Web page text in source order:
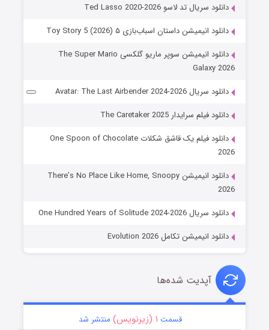
دانلود سریال تد لاسو Ted Lasso 2020-2026
دانلود انیمیشن داستان اسباب‌بازی ۵ Toy Story 5 (2026)
دانلود انیمیشن سوپر ماریو گلکسی The Super Mario
Galaxy 2026
دانلود سریال Avatar: The Last Airbender 2024-2026
دانلود فیلم سرایدار The Caretaker 2025
دانلود فیلم یک قاشق شکلات One Spoon of Chocolate
2026
دانلود انیمیشن There’s No Place Like Home, Snoopy
2026
دانلود سریال One Hundred Years of Solitude 2024-2026
دانلود انیمیشن تکامل Evolution 2026
آپدیت شده‌ها
قسمت ۱ (زیرنویس) منتشر شد